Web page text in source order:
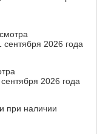
2026 года
2026 года
при наличии